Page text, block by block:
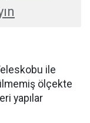
ile
ölçekte
yapılar